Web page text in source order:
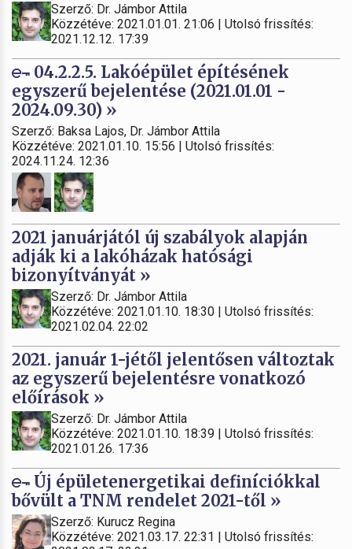
Szerző: Dr. Jámbor Attila
Közzétéve: 2021.01.01. 21:06 | Utolsó frissítés:
2021.12.12. 17:39
04.2.2.5. Lakóépület építésének
egyszerű bejelentése (2021.01.01 -
2024.09.30) »
Szerző: Baksa Lajos, Dr. Jámbor Attila
Közzétéve: 2021.01.10. 15:56 | Utolsó frissítés:
2024.11.24. 12:36
2021 januárjától új szabályok alapján
adják ki a lakóházak hatósági
bizonyítványát »
Szerző: Dr. Jámbor Attila
Közzétéve: 2021.01.10. 18:30 | Utolsó frissítés:
2021.02.04. 22:02
2021. január 1-jétől jelentősen változtak
az egyszerű bejelentésre vonatkozó
előírások »
Szerző: Dr. Jámbor Attila
Közzétéve: 2021.01.10. 18:39 | Utolsó frissítés:
2021.01.26. 17:36
Új épületenergetikai definíciókkal
bővült a TNM rendelet 2021-től »
Szerző: Kurucz Regina
Közzétéve: 2021.03.17. 22:31 | Utolsó frissítés: